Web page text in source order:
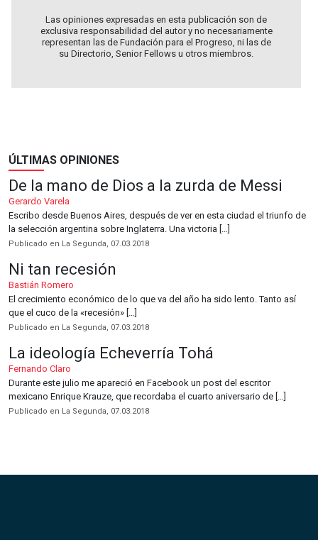
Las opiniones expresadas en esta publicación son de
exclusiva responsabilidad del autor y no necesariamente
representan las de Fundación para el Progreso, ni las de
su Directorio, Senior Fellows u otros miembros.
ÚLTIMAS OPINIONES
De la mano de Dios a la zurda de Messi
Gerardo Varela
Escribo desde Buenos Aires, después de ver en esta ciudad el triunfo de
la selección argentina sobre Inglaterra. Una victoria […]
Publicado en La Segunda, 07.03.2018
Ni tan recesión
Bastián Romero
El crecimiento económico de lo que va del año ha sido lento. Tanto así
que el cuco de la «recesión» […]
Publicado en La Segunda, 07.03.2018
La ideología Echeverría Tohá
Fernando Claro
Durante este julio me apareció en Facebook un post del escritor
mexicano Enrique Krauze, que recordaba el cuarto aniversario de […]
Publicado en La Segunda, 07.03.2018